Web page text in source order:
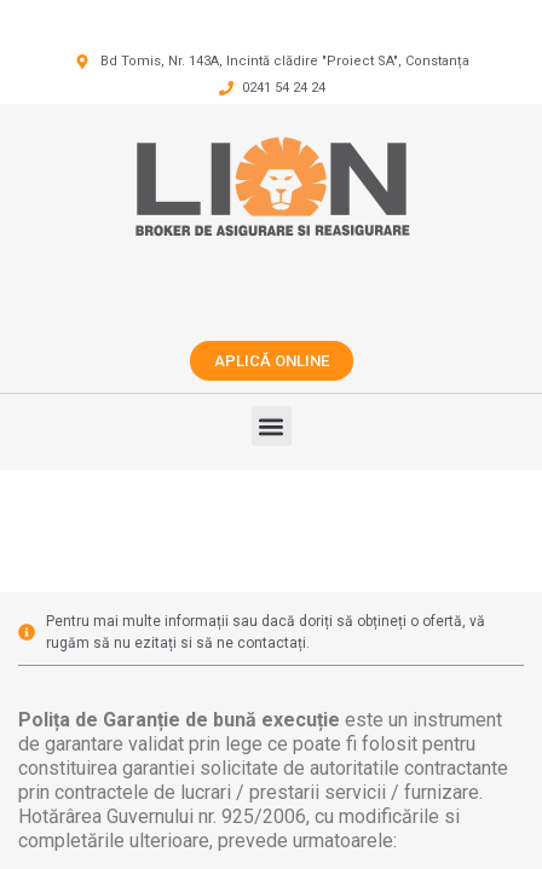
Bd Tomis, Nr. 143A, Incintă clădire "Proiect SA", Constanța
0241 54 24 24
APLICĂ ONLINE
Pentru mai multe informații sau dacă doriți să obțineți o ofertă, vă
rugăm să nu ezitați si să ne contactați.
Polița de Garanție de bună execuție este un instrument
de garantare validat prin lege ce poate fi folosit pentru
constituirea garantiei solicitate de autoritatile contractante
prin contractele de lucrari / prestarii servicii / furnizare.
Hotărârea Guvernului nr. 925/2006, cu modificările si
completările ulterioare, prevede urmatoarele: